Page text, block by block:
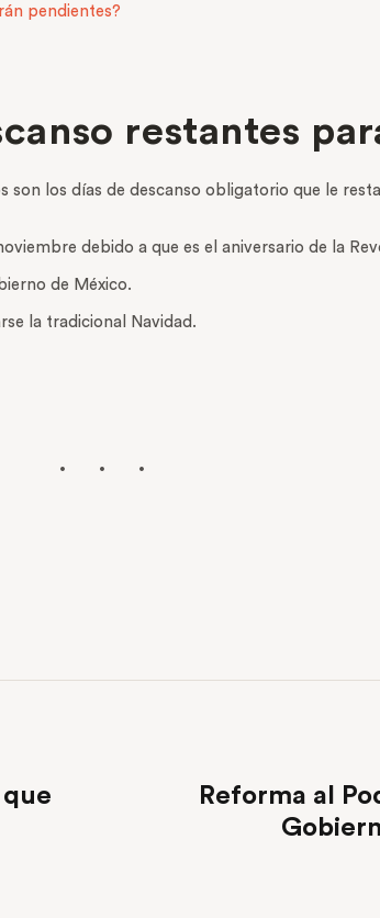
pendientes?
restantes
son los días de descanso obligatorio que le
debido a que es el aniversario de la
de México.
la tradicional Navidad.
Reforma al